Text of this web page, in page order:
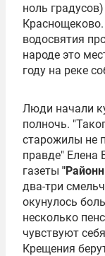
ноль
водосвятия
народе это
году на реке
Люди начали
полночь.
старожилы не
правде" Елена
газеты
два-три
окунулось
несколько
чувствуют
Крещения